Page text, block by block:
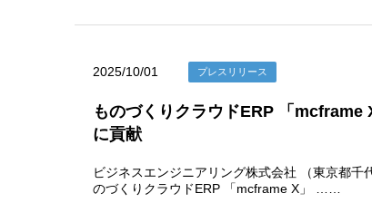
2025/10/01 プレスリリース
ものづくりクラウドERP 「mcframe
に貢献
ビジネスエンジニアリング株式会社 （東京都
のづくりクラウドERP 「mcframe X」 ……